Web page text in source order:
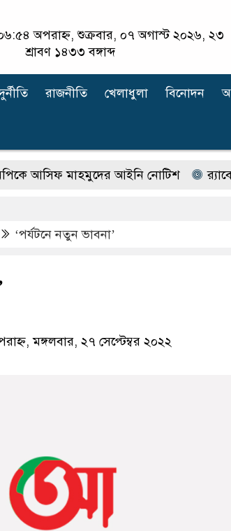
অপরাহ্ন, শুক্রবার, ০৭ অগাস্ট ২০২৬, ২৩
শ্রাবণ ১৪৩৩ বঙ্গাব্দ
রাজনীতি খেলাধুলা বিনোদন
মাহমুদের আইনি নোটিশ র‍্যাবের
‘পর্যটনে নতুন ভাবনা’
মঙ্গলবার, ২৭ সেপ্টেম্বর ২০২২